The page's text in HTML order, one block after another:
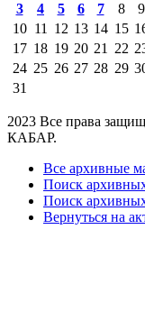
3
4 5 6 7 8
9
10 11 12 13 14 15
17 18 19 20 21 22
24 25 26 27 28 29
31
2023 Все права
КАБАР.
Все архивные
Поиск
Поиск
Вернуться на